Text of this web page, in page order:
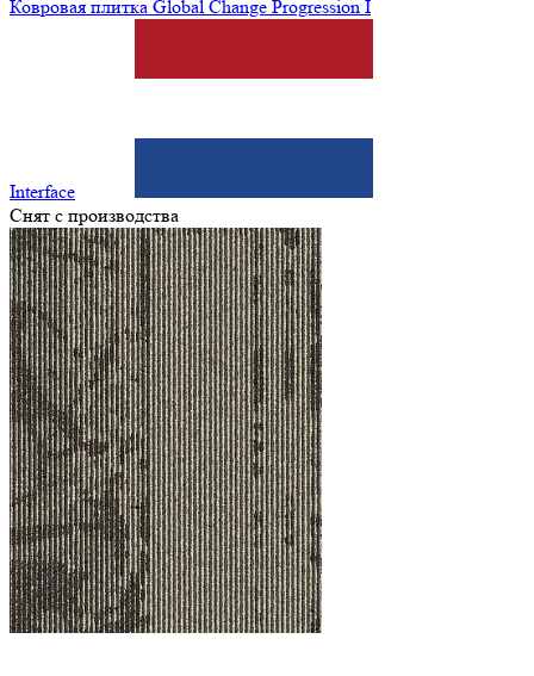
Ковровая плитка Global Change Progression I
Interface
Снят с производства